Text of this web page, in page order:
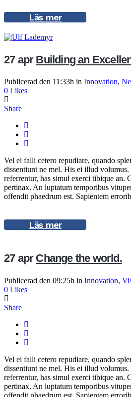
Läs mer
27 apr Building an
Publicerad den 11:33h in Innovation,
0 Likes
Share
Vel ei falli cetero repudiare, quando
dissentiunt ne mel. His ei illud
referrentur, has simul exerci tibique an.
pertinax. An luptatum temporibus
offendit phaedrum est. Sapientem
Läs mer
27 apr Change the world.
Publicerad den 09:25h in Innovation,
0 Likes
Share
Vel ei falli cetero repudiare, quando
dissentiunt ne mel. His ei illud
referrentur, has simul exerci tibique an.
pertinax. An luptatum temporibus
offendit phaedrum est. Sapientem